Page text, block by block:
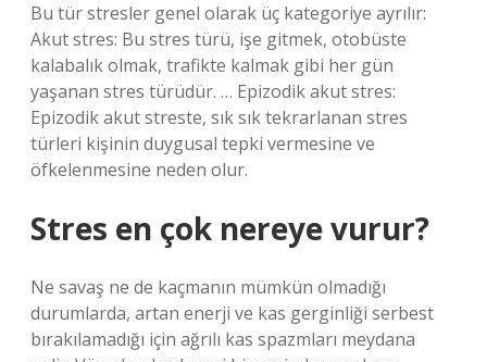
Bu tür stresler genel olarak üç kategoriye ayrılır:
Akut stres: Bu stres türü, işe gitmek, otobüste
kalabalık olmak, trafikte kalmak gibi her gün
yaşanan stres türüdür. … Epizodik akut stres:
Epizodik akut streste, sık sık tekrarlanan stres
türleri kişinin duygusal tepki vermesine ve
öfkelenmesine neden olur.
Stres en çok nereye vurur?
Ne savaş ne de kaçmanın mümkün olmadığı
durumlarda, artan enerji ve kas gerginliği serbest
bırakılamadığı için ağrılı kas spazmları meydana